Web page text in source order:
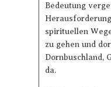
Bedeutung
spirituellen
zu gehen und
Dornbuschland,
da.